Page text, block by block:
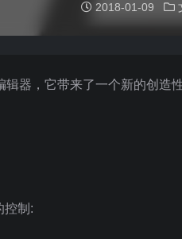
2018-01-09
器，它带来了一个新的创造
控制: